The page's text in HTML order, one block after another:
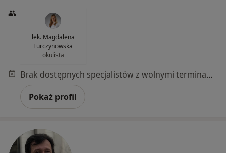
lek. Magdalena
Turczynowska
okulista
Brak dostępnych specjalistów z wolnymi terminami w tym centrum medycznym.
Pokaż profil